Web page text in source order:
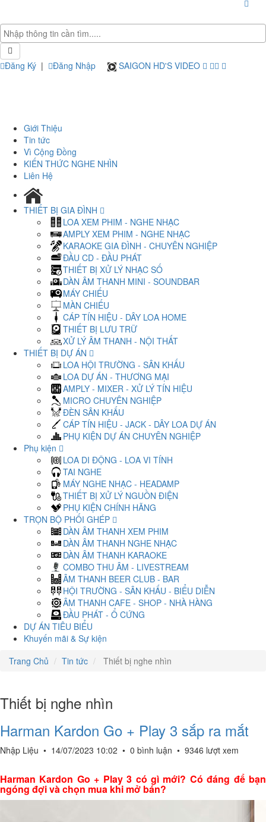
Đăng Ký | Đăng Nhập SAIGON HD'S VIDEO
Giới Thiệu
Tin tức
Vì Cộng Đồng
KIẾN THỨC NGHE NHÌN
Liên Hệ
THIẾT BỊ GIA ĐÌNH
LOA XEM PHIM - NGHE NHẠC
AMPLY XEM PHIM - NGHE NHẠC
KARAOKE GIA ĐÌNH - CHUYÊN NGHIỆP
ĐẦU CD - ĐẦU PHÁT
THIẾT BỊ XỬ LÝ NHẠC SỐ
DÀN ÂM THANH MINI - SOUNDBAR
MÁY CHIẾU
MÀN CHIẾU
CÁP TÍN HIỆU - DÂY LOA HOME
THIẾT BỊ LƯU TRỮ
XỬ LÝ ÂM THANH - NỘI THẤT
THIẾT BỊ DỰ ÁN
LOA HỘI TRƯỜNG - SÂN KHẤU
LOA DỰ ÁN - THƯƠNG MẠI
AMPLY - MIXER - XỬ LÝ TÍN HIỆU
MICRO CHUYÊN NGHIỆP
ĐÈN SÂN KHẤU
CÁP TÍN HIỆU - JACK - DÂY LOA DỰ ÁN
PHỤ KIỆN DỰ ÁN CHUYÊN NGHIỆP
Phụ kiện
LOA DI ĐỘNG - LOA VI TÍNH
TAI NGHE
MÁY NGHE NHẠC - HEADAMP
THIẾT BỊ XỬ LÝ NGUỒN ĐIỆN
PHỤ KIỆN CHÍNH HÃNG
TRỌN BỘ PHỐI GHÉP
DÀN ÂM THANH XEM PHIM
DÀN ÂM THANH NGHE NHẠC
DÀN ÂM THANH KARAOKE
COMBO THU ÂM - LIVESTREAM
ÂM THANH BEER CLUB - BAR
HỘI TRƯỜNG - SÂN KHẤU - BIỂU DIỄN
ÂM THANH CAFE - SHOP - NHÀ HÀNG
ĐẦU PHÁT - Ổ CỨNG
DỰ ÁN TIÊU BIỂU
Khuyến mãi & Sự kiện
Trang Chủ
Tin tức Thiết bị nghe nhìn
Thiết bị nghe nhìn
Harman Kardon Go + Play 3 sắp ra mắt
Nhập Liệu • 14/07/2023 10:02 • 0 bình luận • 9346 lượt xem
Harman Kardon Go + Play 3 có gì mới? Có đáng để bạn
ngóng đợi và chọn mua khi mở bán?